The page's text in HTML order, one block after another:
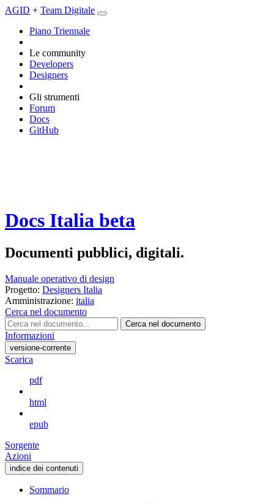
AGID + Team Digitale
Piano Triennale
Le community
Developers
Designers
Gli strumenti
Forum
Docs
GitHub
Docs Italia beta
Documenti pubblici, digitali.
Manuale operativo di design
Progetto: Designers Italia
Amministrazione: italia
Cerca nel documento
Cerca nel documento
Informazioni
versione-corrente
Scarica
pdf
html
epub
Sorgente
Azioni
indice dei contenuti
Sommario